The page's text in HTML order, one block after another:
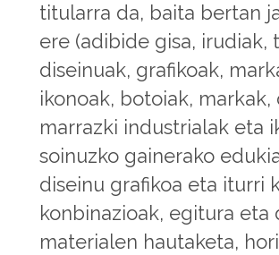
titularra da, baita bertan
ere (adibide gisa, irudiak,
diseinuak, grafikoak,
ikonoak, botoiak,
marrazki industrialak eta
soinuzko gainerako
diseinu grafikoa eta iturri
konbinazioak, egitura eta
materialen hautaketa,